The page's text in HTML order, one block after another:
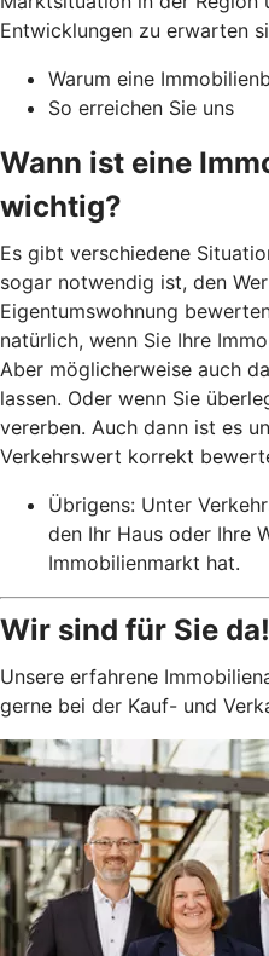
Entwicklungen zu erwarten
Warum eine
So erreichen Sie uns
Wann ist eine
wichtig?
Es gibt verschiedene
sogar notwendig ist, den
Eigentumswohnung
natürlich, wenn Sie Ihre
Aber möglicherweise auch
lassen. Oder wenn Sie
vererben. Auch dann ist es
Verkehrswert korrekt
Übrigens: Unter
den Ihr Haus oder Ihre
Immobilienmarkt hat.
Wir sind für Sie da!
Unsere erfahrene
gerne bei der Kauf- und